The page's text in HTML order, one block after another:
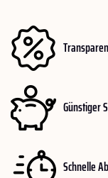
Günstiger
Schnelle